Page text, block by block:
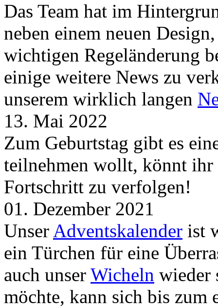
Das Team hat im
neben einem neuen
wichtigen Regeländerung
einige weitere News zu
unserem wirklich langen
13. Mai 2022
Zum Geburtstag gibt es
teilnehmen wollt, könnt
Fortschritt zu verfolgen!
01. Dezember 2021
Unser Adventskalender ist
ein Türchen für eine
auch unser Wicheln wieder
möchte, kann sich bis